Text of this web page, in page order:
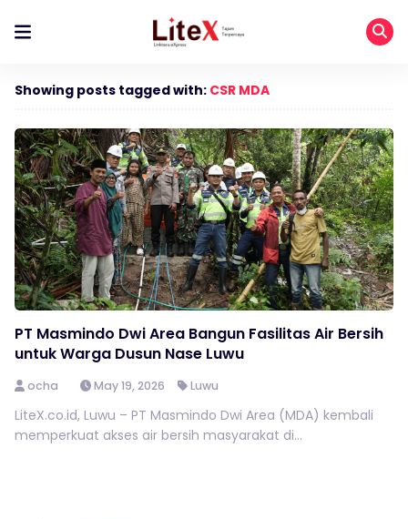
Showing posts tagged with: CSR MDA
PT Masmindo Dwi Area Bangun Fasilitas Air Bersih
untuk Warga Dusun Nase Luwu
ocha May 19, 2026 Luwu
LiteX.co.id, Luwu – PT Masmindo Dwi Area (MDA) kembali
memperkuat akses air bersih masyarakat di...